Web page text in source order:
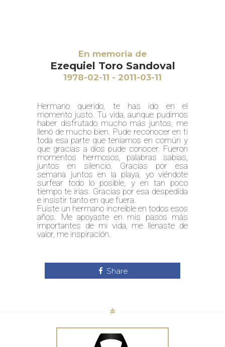
En memoria de
Ezequiel Toro Sandoval
1978-02-11 - 2011-03-11
Hermano querido, te has ido en el
momento justo. Tu vida, aunque pudimos
haber disfrutado mucho más juntos, me
llenó de mucho bien. Pude reconocer en ti
toda esa parte que teniamos en común y
que gracias a dios pude conocer. Fueron
momentos hermosos, palabras sabias,
juntos en silencio. Gracias por esa
semana juntos en la playa, yo viéndote
surfear todo lo posible, y en tan poco
tiempo te irías. Gracias por esa despedida
e insistir tanto en que fuera.
Fuiste un hermano increíble en todos esos
años. Me apoyaste en mis pasos más
importantes de mi vida, me llenaste de
valor, me inspiración.
Share